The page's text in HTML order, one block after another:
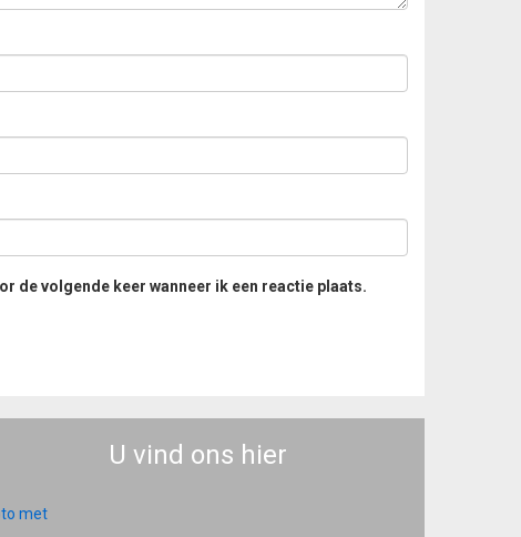
de volgende keer wanneer ik een reactie plaats.
met
U vind ons hier